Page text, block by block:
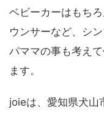
ベビーカーはもち
ウンサーなど、シ
パママの事も考え
ます。
joieは、愛知県犬山